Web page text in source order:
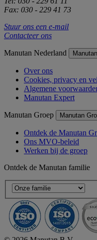
Fax: 030 - 229 41 73
Stuur ons een e-mail
Contacteer ons
Manutan Nederland
Over ons
Cookies, privacy en
Algemene
Manutan Expert
Manutan Groep Manutan
Ontdek de Manutan
Ons MVO-beleid
Werken bij de groep
Ontdek de Manutan familie